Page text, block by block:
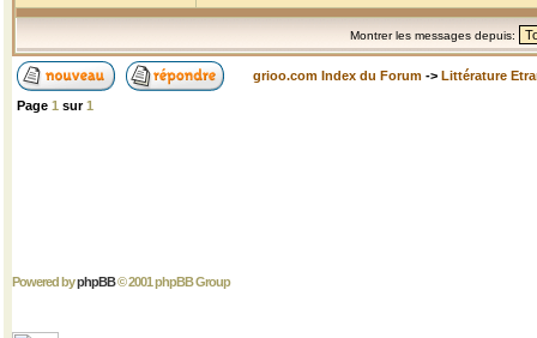
Montrer les messages depuis:
grioo.com Index du Forum -> Littérature
Page 1 sur1
Powered byphpBB© 2001 phpBB Group